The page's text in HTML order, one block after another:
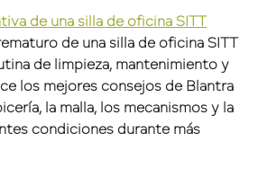
de una silla de oficina SITT
de limpieza, mantenimiento y
los mejores consejos de Blantra
la malla, los mecanismos y la
condiciones durante más